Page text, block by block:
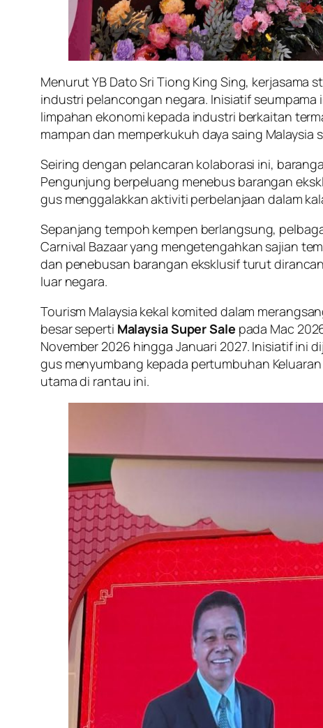
Menurut YB Dato Sri Tiong King Sing, kerjasama
industri pelancongan negara. Inisiatif
limpahan ekonomi kepada industri berkaitan
mampan dan memperkukuh daya saing
Seiring dengan pelancaran kolaborasi ini,
Pengunjung berpeluang menebus barangan
gus menggalakkan aktiviti perbelanjaan dalam
Sepanjang tempoh kempen berlangsung,
Carnival Bazaar yang mengetengahkan sajian
dan penebusan barangan eksklusif turut
luar negara.
Tourism Malaysia kekal komited dalam
besar seperti Malaysia Super Sale pada Mac
November 2026 hingga Januari 2027. Inisiatif ini
gus menyumbang kepada pertumbuhan
utama di rantau ini.